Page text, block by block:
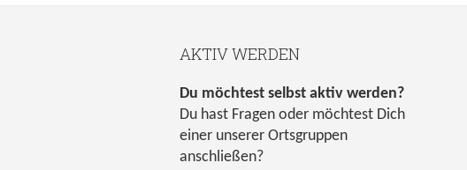
AKTIV WERDEN
Du möchtest selbst aktiv werden?
Du hast Fragen oder möchtest Dich
einer unserer Ortsgruppen
anschließen?